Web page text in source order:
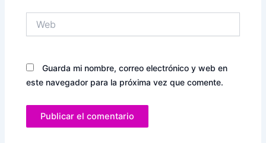
Guarda mi nombre, correo electrónico y web en
este navegador para la próxima vez que comente.